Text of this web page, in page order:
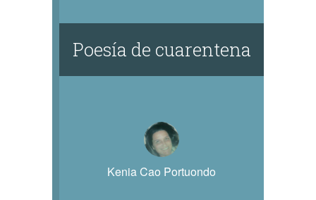
Poesía de cuarentena
Kenia Cao Portuondo